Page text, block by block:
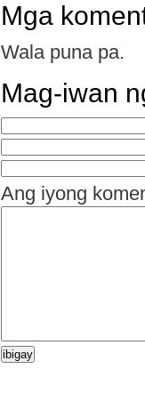
Mga
Wala puna pa.
Mag-iwan
Ang iyong